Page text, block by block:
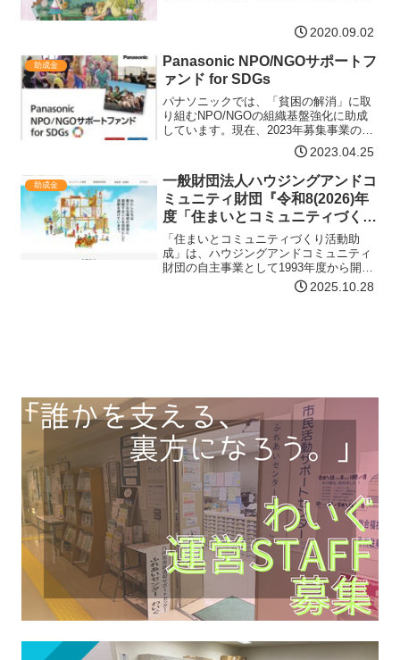
支援を行っています。助成金額各助成金
チラ】
2020.09.02
助成金
Panasonic NPO/NGOサポートフ
ァンド for SDGs
パナソニックでは、「貧困の解消」に取
り組むNPO/NGOの組織基盤強化に助成
しています。現在、2023年募集事業の応
募要項、用紙、手引をホームページに公
開していますのでぜひご活用ください。
助成対象団体海外助成新興国・途上国内
など、支援を必要…【詳細はコチラ】
2023.04.25
助成金
一般財団法人ハウジングアンドコ
ミュニティ財団『令和8(2026)年
度「住まいとコミュニティづくり
活動助成」』
「住まいとコミュニティづくり活動助
成」は、ハウジングアンドコミュニティ
財団の自主事業として1993年度から開始
したユニークな助成プログラムで、市民
の自発的な住まいづくりやコミュニティ
2025.10.28